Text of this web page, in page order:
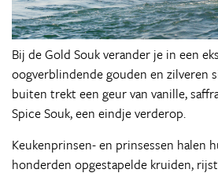
Bij de Gold Souk verander je in een
oogverblindende gouden en zilveren
buiten trekt een geur van vanille,
Spice Souk, een eindje verderop.
Keukenprinsen- en prinsessen halen
honderden opgestapelde kruiden,